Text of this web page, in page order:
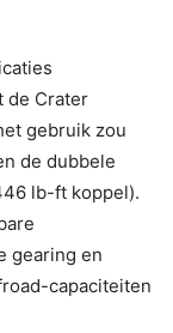
de Crater
gebruik zou
de dubbele
lb-ft koppel).
gearing en
capaciteiten